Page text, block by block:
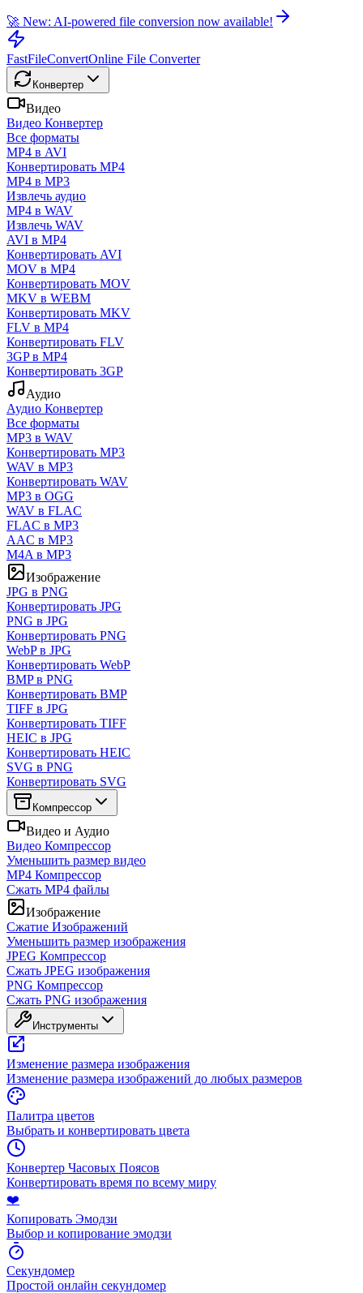
🚀 New: AI-powered file conversion now available!
FastFileConvertOnline File Converter
Конвертер
Видео
Видео Конвертер
Все форматы
MP4 в AVI
Конвертировать MP4
MP4 в MP3
Извлечь аудио
MP4 в WAV
Извлечь WAV
AVI в MP4
Конвертировать AVI
MOV в MP4
Конвертировать MOV
MKV в WEBM
Конвертировать MKV
FLV в MP4
Конвертировать FLV
3GP в MP4
Конвертировать 3GP
Аудио
Аудио Конвертер
Все форматы
MP3 в WAV
Конвертировать MP3
WAV в MP3
Конвертировать WAV
MP3 в OGG
WAV в FLAC
FLAC в MP3
AAC в MP3
M4A в MP3
Изображение
JPG в PNG
Конвертировать JPG
PNG в JPG
Конвертировать PNG
WebP в JPG
Конвертировать WebP
BMP в PNG
Конвертировать BMP
TIFF в JPG
Конвертировать TIFF
HEIC в JPG
Конвертировать HEIC
SVG в PNG
Конвертировать SVG
Компрессор
Видео и Аудио
Видео Компрессор
Уменьшить размер видео
MP4 Компрессор
Сжать MP4 файлы
Изображение
Сжатие Изображений
Уменьшить размер изображения
JPEG Компрессор
Сжать JPEG изображения
PNG Компрессор
Сжать PNG изображения
Инструменты
Изменение размера изображения
Изменение размера изображений до любых размеров
Палитра цветов
Выбрать и конвертировать цвета
Конвертер Часовых Поясов
Конвертировать время по всему миру
❤️
Копировать Эмодзи
Выбор и копирование эмодзи
Секундомер
Простой онлайн секундомер